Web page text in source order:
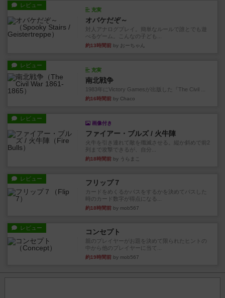
レビュー
充実
オバケだぞ～
対人アナログプレイ。簡単なルールで誰とでも遊
べるゲーム。こんなの子ども...
約13時間前 by おーちゃん
レビュー
充実
南北戦争
1983年にVictory Gamesが出版した『The Civil ...
約16時間前 by Chaco
レビュー
画像付き
ファイアー・ブルズ / 火牛陣
火牛を引き連れて敵を殲滅させる。縦か斜めで前2
列まで攻撃できるが、自分...
約18時間前 by うらまこ
レビュー フリップ７
カードをめくるかパスをするかを決めてパスした
時のカード数字が得点になる...
約18時間前 by mob567
レビュー コンセプト
親のプレイヤーがお題を決めて限られたヒントの
中から他のプレイヤーに当て...
約19時間前 by mob567